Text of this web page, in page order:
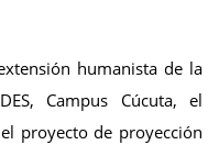
humanista de la
Campus Cúcuta, el
proyecto de proyección